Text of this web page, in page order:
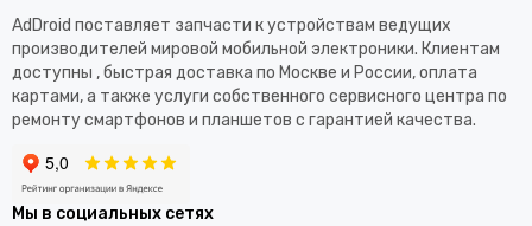
AdDroid поставляет запчасти к устройствам ведущих
производителей мировой мобильной электроники. Клиентам
доступны , быстрая доставка по Москве и России, оплата
картами, а также услуги собственного сервисного центра по
ремонту смартфонов и планшетов с гарантией качества.
Мы в социальных сетях